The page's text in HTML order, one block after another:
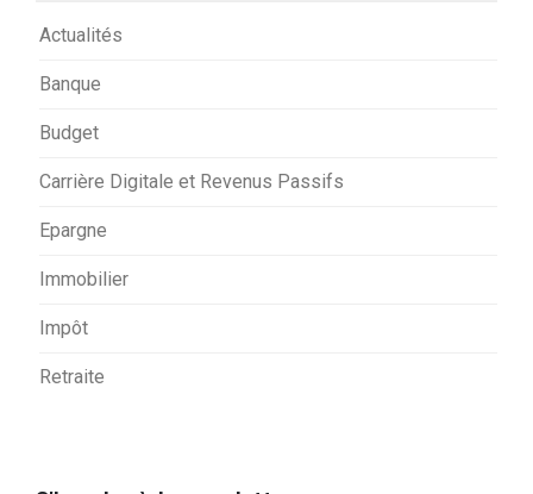
Actualités
Banque
Budget
Carrière Digitale et Revenus Passifs
Epargne
Immobilier
Impôt
Retraite